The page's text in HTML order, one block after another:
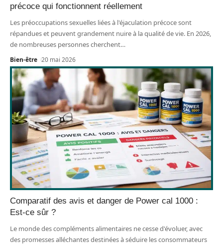
précoce qui fonctionnent réellement
Les préoccupations sexuelles liées à l'éjaculation précoce sont
répandues et peuvent grandement nuire à la qualité de vie. En 2026,
de nombreuses personnes cherchent…
Bien-être 20 mai 2026
Comparatif des avis et danger de Power cal 1000 :
Est-ce sûr ?
Le monde des compléments alimentaires ne cesse d'évoluer, avec
des promesses alléchantes destinées à séduire les consommateurs